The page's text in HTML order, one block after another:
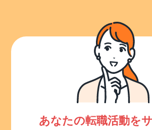
あなたの転職活動を